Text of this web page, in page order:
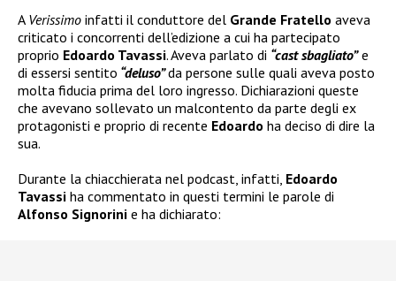
A Verissimo infatti il conduttore del Grande Fratello aveva
criticato i concorrenti dell’edizione a cui ha partecipato
proprio Edoardo Tavassi. Aveva parlato di “cast sbagliato”e
di essersi sentito “deluso”da persone sulle quali aveva posto
molta fiducia prima del loro ingresso. Dichiarazioni queste
che avevano sollevato un malcontento da parte degli ex
protagonisti e proprio di recente Edoardo ha deciso di dire la
sua.
Durante la chiacchierata nel podcast, infatti, Edoardo
Tavassi ha commentato in questi termini le parole di
Alfonso Signorini e ha dichiarato: